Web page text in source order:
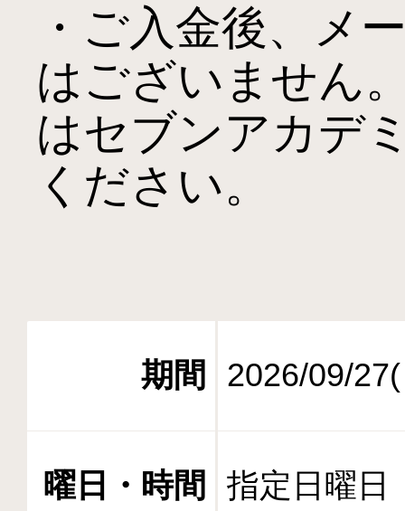
・ご入金後、メ
はございません
はセブンアカデ
ください。
期間 2026/09/
曜日・時間 指定日曜